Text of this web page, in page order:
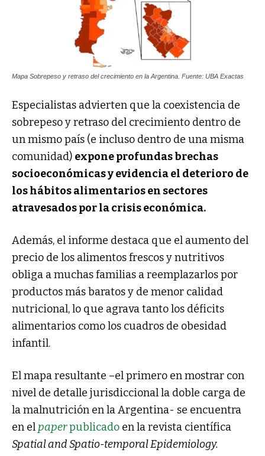
Mapa Sobrepeso y retraso del crecimiento en la Argentina. Fuente: UBA Exactas
Especialistas advierten que la coexistencia de
sobrepeso y retraso del crecimiento dentro de
un mismo país (e incluso dentro de una misma
comunidad) expone profundas brechas
socioeconómicas y evidencia el deterioro de
los hábitos alimentarios en sectores
atravesados por la crisis económica.
Además, el informe destaca que el aumento del
precio de los alimentos frescos y nutritivos
obliga a muchas familias a reemplazarlos por
productos más baratos y de menor calidad
nutricional, lo que agrava tanto los déficits
alimentarios como los cuadros de obesidad
infantil.
El mapa resultante –el primero en mostrar con
nivel de detalle jurisdiccional la doble carga de
la malnutrición en la Argentina- se encuentra
en el paperpublicado en la revista científica
Spatial and Spatio-temporal Epidemiology.